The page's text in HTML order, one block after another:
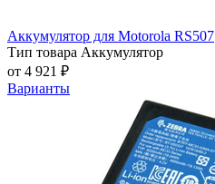
Аккумулятор для Motorola RS507
Тип товара Аккумулятор
от 4 921 ₽
Варианты